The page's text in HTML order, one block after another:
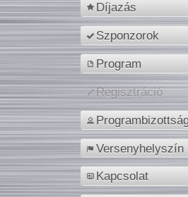
Díjazás
Szponzorok
Program
Regisztráció
Versenyhelyszín
Kapcsolat